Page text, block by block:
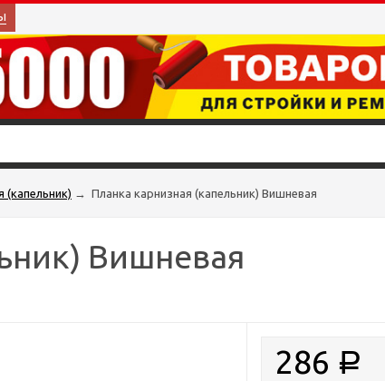
(капельник) → Планка карнизная (капельник) Вишневая
Вишневая
286 Р